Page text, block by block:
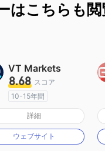
はこちらも閲
VT Markets
8.68 スコア
10-15年間
オーストラリア規制
マーケットメイキングライセンス（MM）
詳細
ウェブサイト